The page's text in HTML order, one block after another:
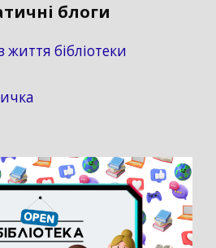
блоги
бібліотеки